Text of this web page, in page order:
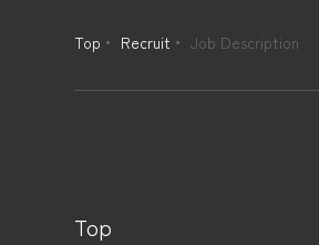
Top Recruit Job Description
Top